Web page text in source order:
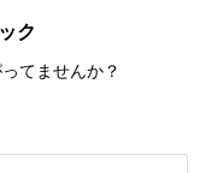
ク
てませんか？